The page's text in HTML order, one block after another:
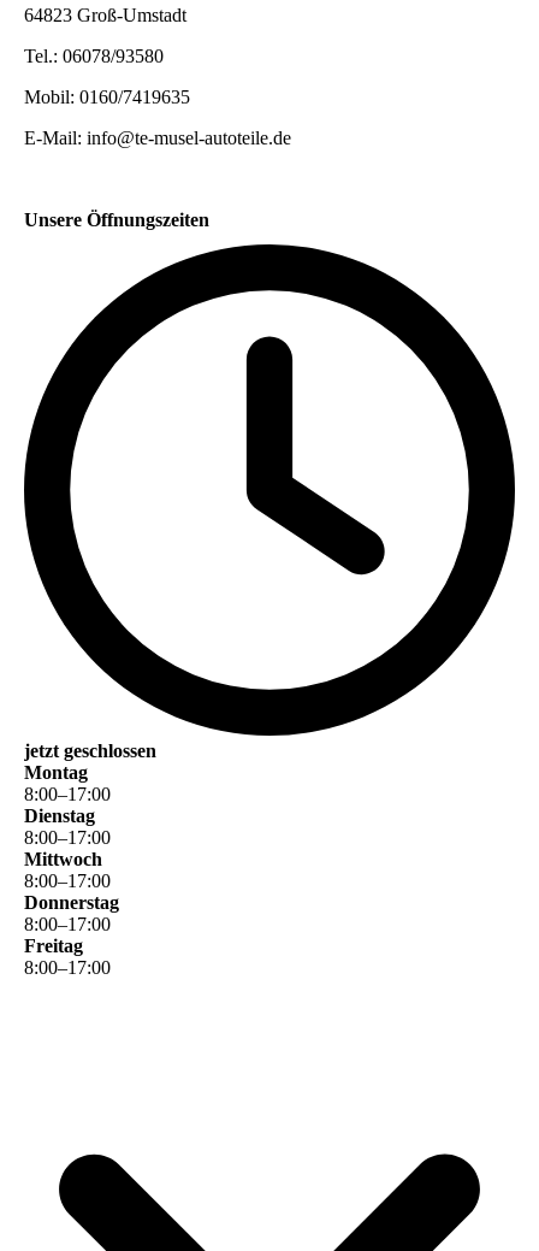
64823 Groß-Umstadt
Tel.: 06078/93580
Mobil: 0160/7419635
E-Mail: info@te-musel-autoteile.de
Unsere Öffnungszeiten
jetzt geschlossen
Montag
8:00–17:00
Dienstag
8:00–17:00
Mittwoch
8:00–17:00
Donnerstag
8:00–17:00
Freitag
8:00–17:00